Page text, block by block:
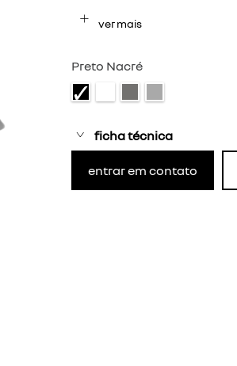
ver mais
Preto Nacré
ficha técnica
entrar em contato